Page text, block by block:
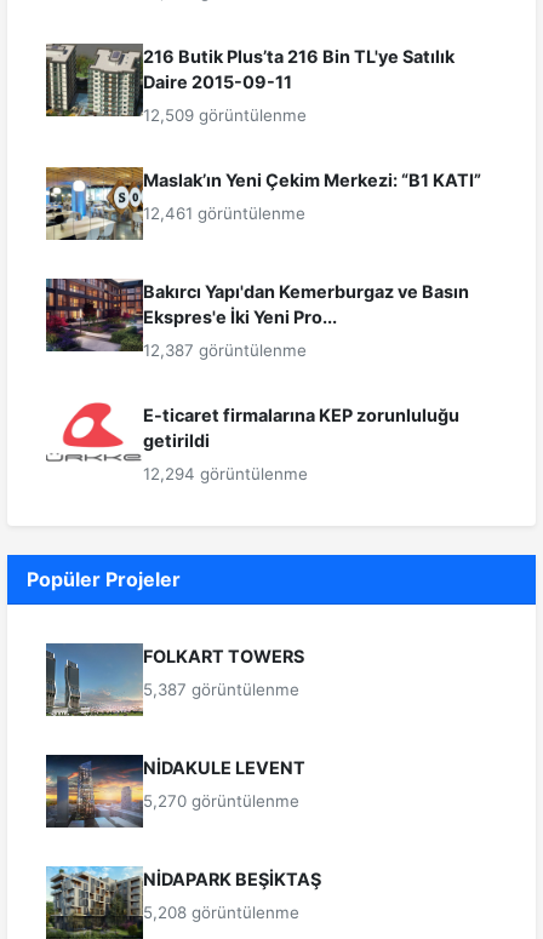
216 Butik Plus’ta 216 Bin TL'ye Satılık
Daire 2015-09-11
12,509 görüntülenme
Maslak’ın Yeni Çekim Merkezi: “B1 KATI”
12,461 görüntülenme
Bakırcı Yapı'dan Kemerburgaz ve Basın
Ekspres'e İki Yeni Pro...
12,387 görüntülenme
E-ticaret firmalarına KEP zorunluluğu
getirildi
12,294 görüntülenme
Popüler Projeler
FOLKART TOWERS
5,387 görüntülenme
NİDAKULE LEVENT
5,270 görüntülenme
NİDAPARK BEŞİKTAŞ
5,208 görüntülenme